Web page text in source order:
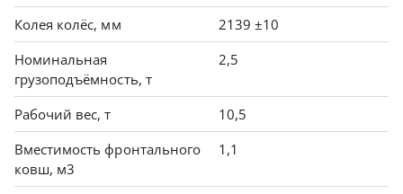
Колея колёс, мм
2139 ±10
Номинальная
грузоподъёмность, т
2,5
Рабочий вес, т
10,5
Вместимость фронтального
ковш, м3
1,1